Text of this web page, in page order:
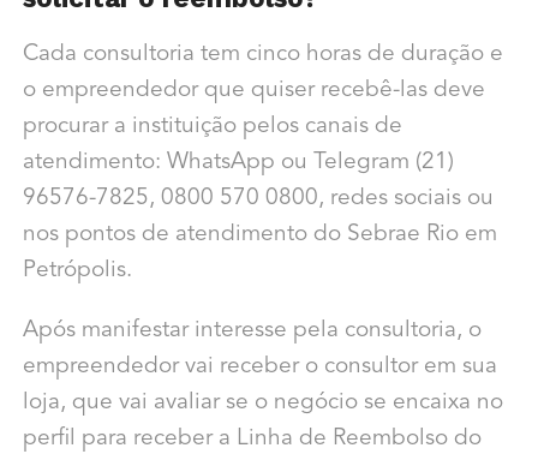
Cada consultoria tem cinco horas de duração e
o empreendedor que quiser recebê-las deve
procurar a instituição pelos canais de
atendimento: WhatsApp ou Telegram (21)
96576-7825, 0800 570 0800, redes sociais ou
nos pontos de atendimento do Sebrae Rio em
Petrópolis.
Após manifestar interesse pela consultoria, o
empreendedor vai receber o consultor em sua
loja, que vai avaliar se o negócio se encaixa no
perfil para receber a Linha de Reembolso do